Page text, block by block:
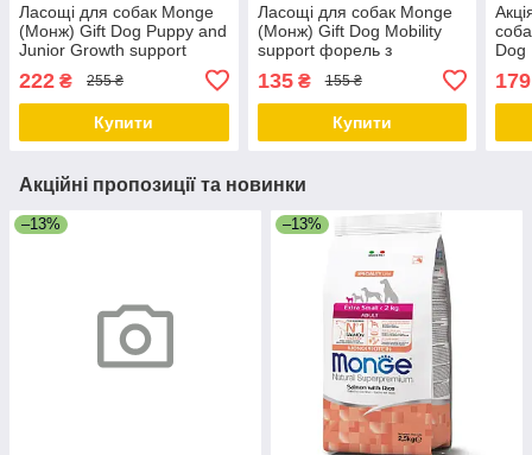
Ласощі для собак Monge
(Монж) Gift Dog Puppy and
Junior Growth support
свинина з ожиною 150 гр
222 ₴ 255 ₴
Купити
Ласощі для собак Monge
(Монж) Gift Dog Mobility
support форель з
135₴ 155 ₴
Купити
Dog
179
Акційні пропозиції та новинки
–13% –13%